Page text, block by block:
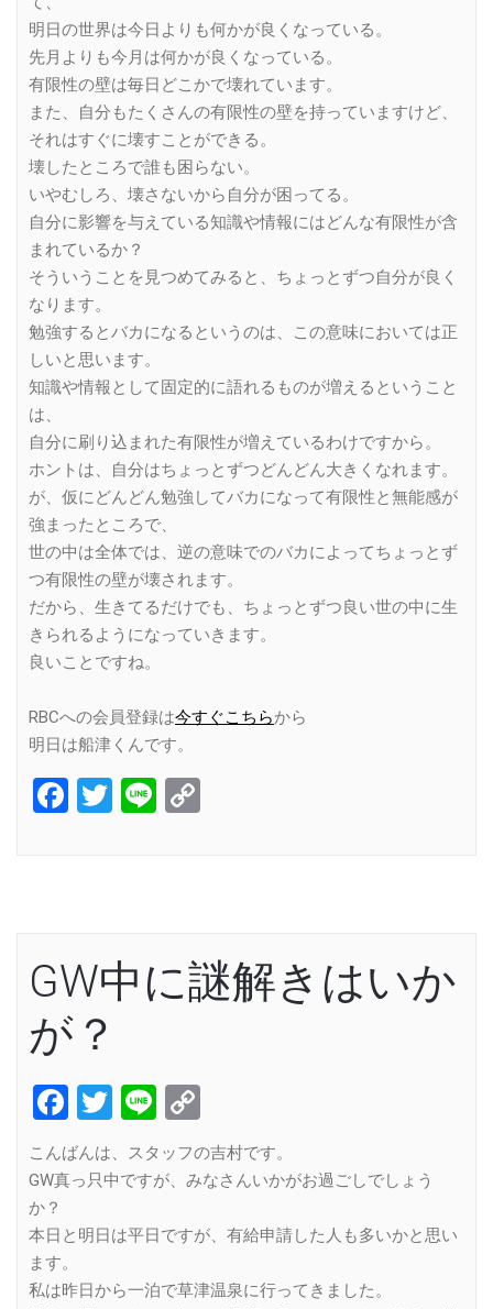
明日の世界は今日よりも何かが良くなっている。
先月よりも今月は何かが良くなっている。
有限性の壁は毎日どこかで壊れています。
また、自分もたくさんの有限性の壁を持っていますけど、
それはすぐに壊すことができる。
壊したところで誰も困らない。
いやむしろ、壊さないから自分が困ってる。
自分に影響を与えている知識や情報にはどんな有限性が含
まれているか？
そういうことを見つめてみると、ちょっとずつ自分が良く
なります。
勉強するとバカになるというのは、この意味においては正
しいと思います。
知識や情報として固定的に語れるものが増えるということ
は、
自分に刷り込まれた有限性が増えているわけですから。
ホントは、自分はちょっとずつどんどん大きくなれます。
が、仮にどんどん勉強してバカになって有限性と無能感が
強まったところで、
世の中は全体では、逆の意味でのバカによってちょっとず
つ有限性の壁が壊されます。
だから、生きてるだけでも、ちょっとずつ良い世の中に生
きられるようになっていきます。
良いことですね。
RBCへの会員登録は今すぐこちらから
明日は船津くんです。
Facebook
Twitter
Line
GW中に謎解きはいか
が？
Facebook
Twitter
Line
Link
こんばんは、スタッフの吉村です。
GW真っ只中ですが、みなさんいかがお過ごしでしょう
か？
本日と明日は平日ですが、有給申請した人も多いかと思い
ます。
私は昨日から一泊で草津温泉に行ってきました。